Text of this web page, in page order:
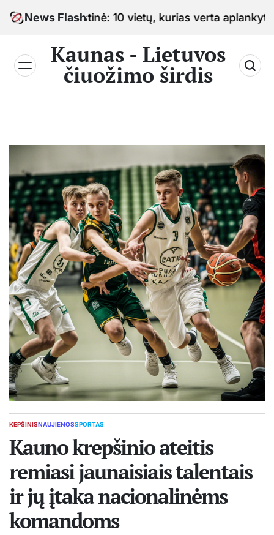
News Flash
sostinė: 10 vietų, kurias verta aplankyti
Kaunas - Lietuvos
čiuožimo širdis
POSTED
KEPŠINISNAUJIENOSSPORTAS
Kauno krepšinio ateitis
remiasi jaunaisiais talentais
ir jų įtaka nacionalinėms
komandoms